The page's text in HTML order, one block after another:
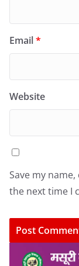
Email*
Website
Save my
the next time I